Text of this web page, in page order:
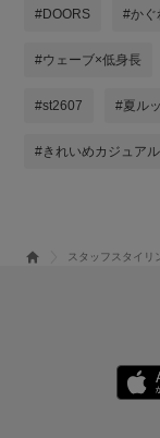
#DOORS #かぐ
#ウェーブ×低身長
#st2607 #夏ル
#きれいめカジュアル
スタッフスタイリ